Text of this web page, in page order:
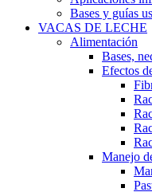
Bases y guías
VACAS DE LECHE
Alimentación
Bases,
Efectos
Manejo